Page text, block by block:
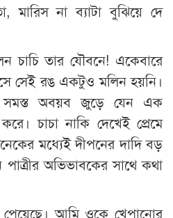
মারিস না ব্যাটা বুঝিয়ে দে
চাচি তার যৌবনে! একেবারে
সেই রঙ একটুও মলিন হয়নি।
সমস্ত অবয়ব জুড়ে যেন এক
চাচা নাকি দেখেই প্রেমে
মধ্যেই দীপনের দাদি বড়
পাত্রীর অভিভাবকের সাথে কথা
আমি ওকে খেপানোর